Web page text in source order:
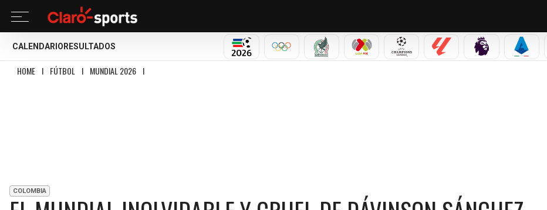
CALENDARIO RESULTADOS
MUNDIAL 2026OLÍMPICOSSELECCIÓN MEXICANA
LIGA MX CHAMPIONS LEAGUE
LALIGA PREMIER LEAGUE
SERIE A
HOME I FÚTBOL I MUNDIAL 2026 I
COLOMBIA